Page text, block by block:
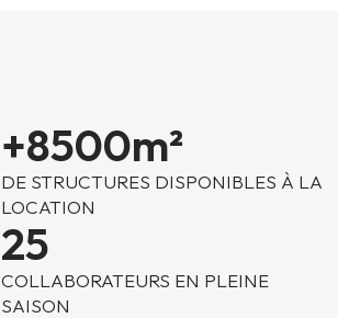
+8500m²
DE STRUCTURES DISPONIBLES À LA
LOCATION
25
COLLABORATEURS EN PLEINE
SAISON